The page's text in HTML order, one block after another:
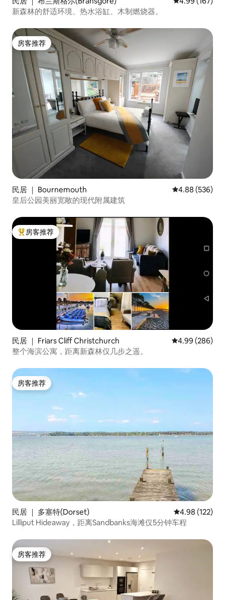
新森林的舒适环境、热水浴缸、木制燃烧器。
房客推荐
房客推荐
民居 ｜ Bournemouth 平均评分 4.88
4.88 (536)
皇后公园美丽宽敞的现代附属建筑
热门「房客推荐」
房客推荐
民居 ｜ Friars Cliff Christchurch 平均评分 4.99
4.99 (286)
整个海滨公寓，距离新森林仅几步之遥。
房客推荐
房客推荐
民居 ｜ 多塞特(Dorset) 平均评分 4.98
4.98 (122)
Lilliput Hideaway，距离Sandbanks海滩仅5分钟车程
房客推荐
房客推荐